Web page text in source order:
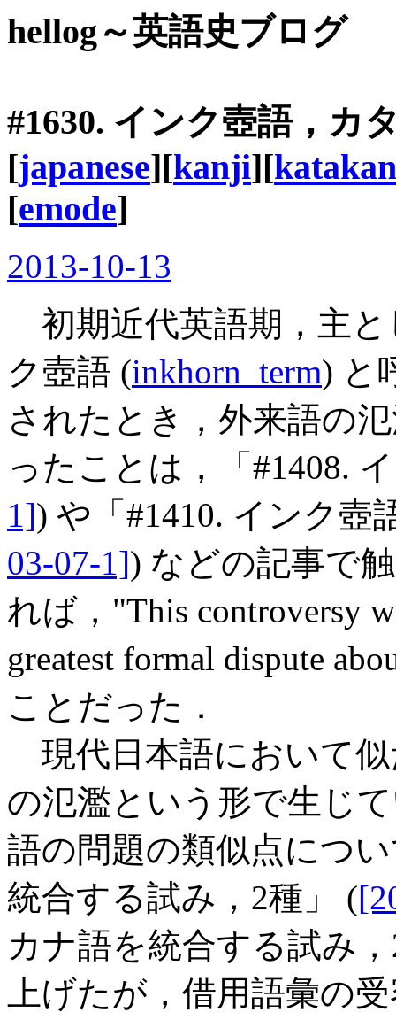
hellog～英語史ブログ
#1630. インク壺語，カ
[japanese][kanji][
[emode]
2013-10-13
初期近代英語期，主
ク壺語 (inkhorn_term) と
されたとき，外来語の
ったことは，「#1408.
1]) や「#1410. インク壺
03-07-1]) などの記事で
れば，"This controversy
greatest formal dispute
ことだった．
現代日本語において
の氾濫という形で生じ
語の問題の類似点につ
統合する試み，2種」 (
カナ語を統合する試み
上げたが，借用語彙の